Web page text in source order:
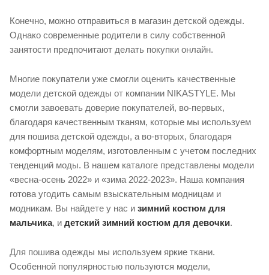
Конечно, можно отправиться в магазин детской одежды.
Однако современные родители в силу собственной
занятости предпочитают делать покупки онлайн.
Многие покупатели уже смогли оценить качественные
модели детской одежды от компании NIKASTYLE. Мы
смогли завоевать доверие покупателей, во-первых,
благодаря качественным тканям, которые мы используем
для пошива детской одежды, а во-вторых, благодаря
комфортным моделям, изготовленным с учетом последних
тенденций моды. В нашем каталоге представлены модели
«весна-осень 2022» и «зима 2022-2023». Наша компания
готова угодить самым взыскательным модницам и
модникам. Вы найдете у нас и зимний костюм для
мальчика, и детский зимний костюм для девочки.
Для пошива одежды мы используем яркие ткани.
Особенной популярностью пользуются модели,